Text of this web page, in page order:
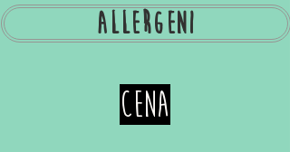
Allergeni
cena